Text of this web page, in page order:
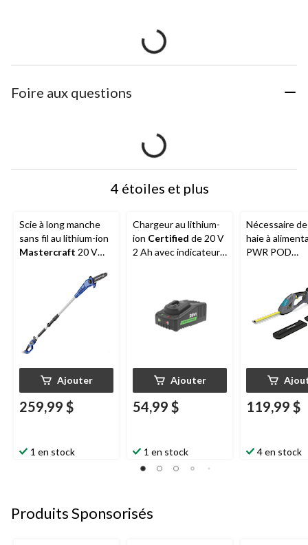
Foire aux questions
4 étoiles et plus
Scie à long manche
sans fil au lithium-ion
Mastercraft 20 V
POD 2 Ah, 8 po
Ajouter
259,99 $
1 en stock
Chargeur au lithium-
ion Certified de 20 V
2 Ah avec indicateur
20 V max
Ajouter
54,99 $
1 en stock
Nécessaire
haie à
PWR POD
119,99 $
4 en stock
Produits Sponsorisés